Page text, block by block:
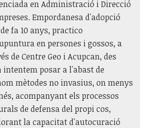
en Administració i Direcció
Empordanesa d'adopció
fa 10 anys, practico
en persones i gossos, a
de Centre Geo i Acupcan, des
intentem posar a l'abast de
mètodes no invasius, on menys
acompanyant els processos
de defensa del propi cos,
la capacitat d'autocuració